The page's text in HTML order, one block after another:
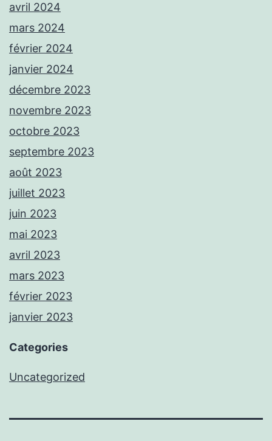
avril 2024
mars 2024
février 2024
janvier 2024
décembre 2023
novembre 2023
octobre 2023
septembre 2023
août 2023
juillet 2023
juin 2023
mai 2023
avril 2023
mars 2023
février 2023
janvier 2023
Categories
Uncategorized